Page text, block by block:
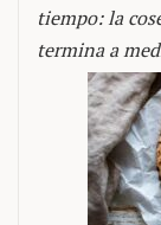
tiempo: la
termina a